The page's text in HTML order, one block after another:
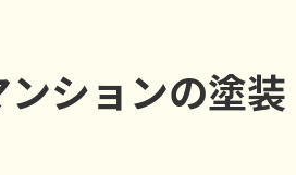
ションの塗装